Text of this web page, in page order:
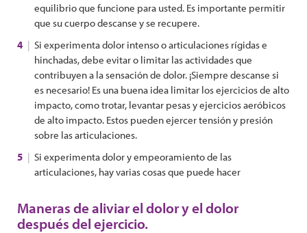
equilibrio que funcione para usted. Es importante permitir
que su cuerpo descanse y se recupere.
Si experimenta dolor intenso o articulaciones rígidas e
hinchadas, debe evitar o limitar las actividades que
contribuyen a la sensación de dolor. ¡Siempre descanse si
es necesario! Es una buena idea limitar los ejercicios de alto
impacto, como trotar, levantar pesas y ejercicios aeróbicos
de alto impacto. Estos pueden ejercer tensión y presión
sobre las articulaciones.
Si experimenta dolor y empeoramiento de las
articulaciones, hay varias cosas que puede hacer
Maneras de aliviar el dolor y el dolor
después del ejercicio.